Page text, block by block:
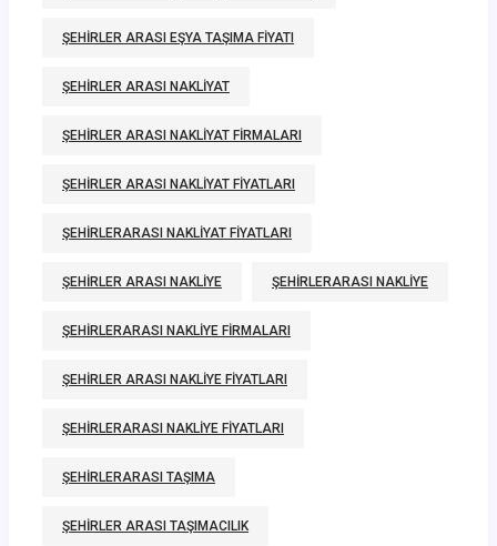
ŞEHIRLER ARASI EŞYA TAŞIMA FIYATI
ŞEHIRLER ARASI NAKLIYAT
ŞEHIRLER ARASI NAKLIYAT FIRMALARI
ŞEHIRLER ARASI NAKLIYAT FIYATLARI
ŞEHIRLERARASI NAKLIYAT FIYATLARI
ŞEHIRLER ARASI NAKLIYE ŞEHIRLERARASI NAKLIYE
ŞEHIRLERARASI NAKLIYE FIRMALARI
ŞEHIRLER ARASI NAKLIYE FIYATLARI
ŞEHIRLERARASI NAKLIYE FIYATLARI
ŞEHIRLERARASI TAŞIMA
ŞEHIRLER ARASI TAŞIMACILIK